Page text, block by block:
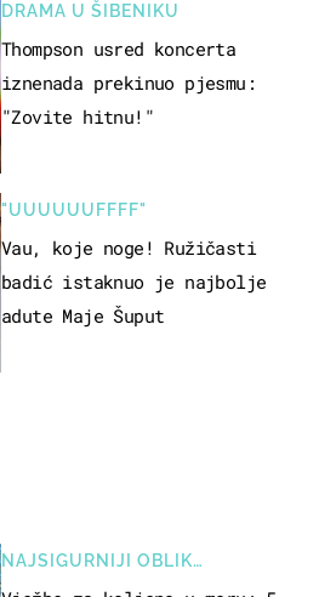
DRAMA U ŠIBENIKU
Thompson usred koncerta
iznenada prekinuo pjesmu:
"Zovite hitnu!"
"UUUUUUFFFF"
Vau, koje noge! Ružičasti
badić istaknuo je najbolje
adute Maje Šuput
NAJSIGURNIJI OBLIK